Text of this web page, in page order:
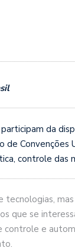
da
de
controle das
que se
controle e